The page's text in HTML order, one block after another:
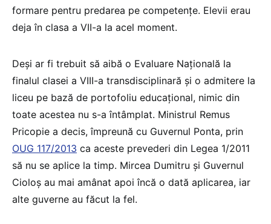
formare pentru predarea pe competențe. Elevii erau
deja în clasa a VII-a la acel moment.
Deși ar fi trebuit să aibă o Evaluare Națională la
finalul clasei a VIII-a transdisciplinară și o admitere la
liceu pe bază de portofoliu educațional, nimic din
toate acestea nu s-a întâmplat. Ministrul Remus
Pricopie a decis, împreună cu Guvernul Ponta, prin
OUG 117/2013 ca aceste prevederi din Legea 1/2011
să nu se aplice la timp. Mircea Dumitru și Guvernul
Cioloș au mai amânat apoi încă o dată aplicarea, iar
alte guverne au făcut la fel.